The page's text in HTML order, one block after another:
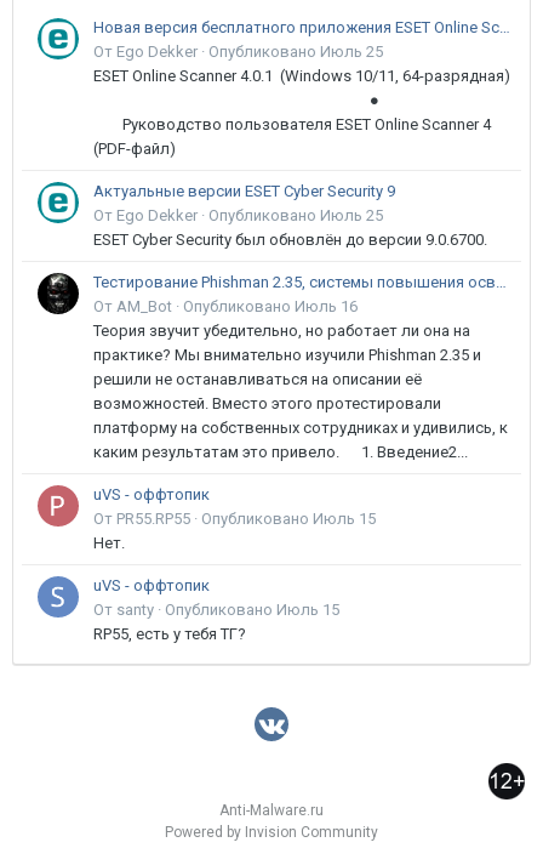
Новая версия бесплатного приложения ESET Online Scanner доступна пользователям
От Ego Dekker · Опубликовано Июль 25
ESET Online Scanner 4.0.1 (Windows 10/11, 64-разрядная)
●
Руководство пользователя ESET Online Scanner 4
(PDF-файл)
Актуальные версии ESET Cyber Security 9
От Ego Dekker · Опубликовано Июль 25
ESET Cyber Security был обновлён до версии 9.0.6700.
Тестирование Phishman 2.35, системы повышения осведомлённости пользователей в сфере ИБ
От AM_Bot · Опубликовано Июль 16
Теория звучит убедительно, но работает ли она на
практике? Мы внимательно изучили Phishman 2.35 и
решили не останавливаться на описании её
возможностей. Вместо этого протестировали
платформу на собственных сотрудниках и удивились, к
каким результатам это привело. 1. Введение2...
uVS - оффтопик
От PR55.RP55 · Опубликовано Июль 15
Нет.
uVS - оффтопик
От santy · Опубликовано Июль 15
RP55, есть у тебя ТГ?
Anti-Malware.ru
Powered by Invision Community